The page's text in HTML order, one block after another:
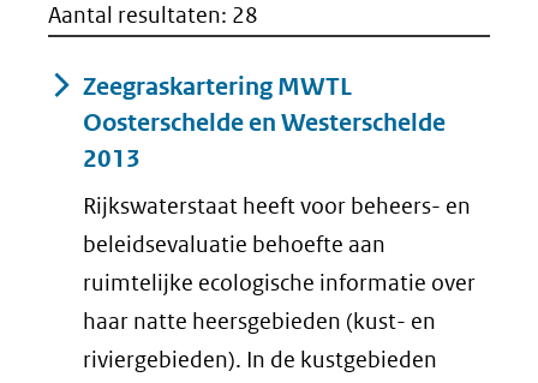
Aantal resultaten: 28
Zeegraskartering MWTL
Oosterschelde en Westerschelde
2013
Rijkswaterstaat heeft voor beheers- en
beleidsevaluatie behoefte aan
ruimtelijke ecologische informatie over
haar natte heersgebieden (kust- en
riviergebieden). In de kustgebieden